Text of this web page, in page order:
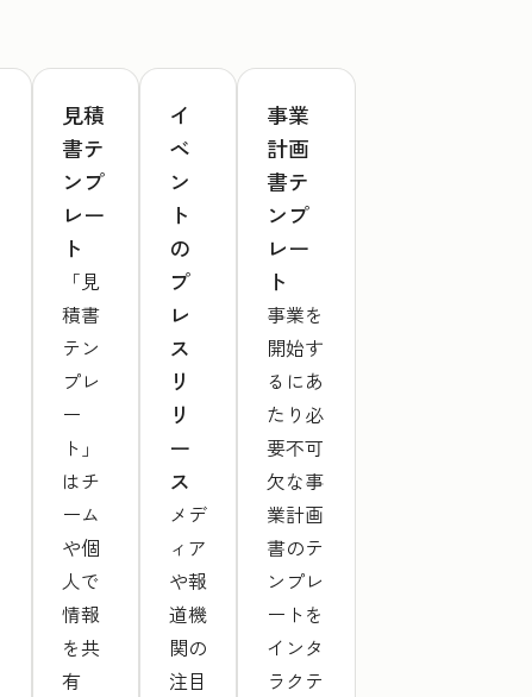
見積
書テ
ンプ
レー
ト
「見
積書
テン
プレ
ー
ト」
はチ
ーム
や個
人で
情報
を共
有
イ
ベ
ン
ト
の
プ
レ
ス
リ
リ
ー
ス
メデ
ィア
や報
道機
関の
注目
事業
計画
書テ
ンプ
レー
ト
事業を
開始す
るにあ
たり必
要不可
欠な事
業計画
書のテ
ンプレ
ートを
インタ
ラクテ